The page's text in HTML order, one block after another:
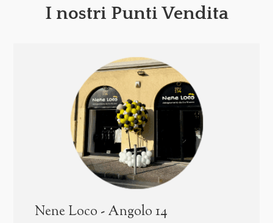
I nostri Punti Vendita
Nene Loco - Angolo 14